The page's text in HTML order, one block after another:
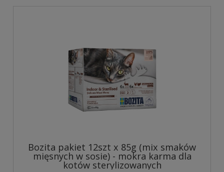
Bozita pakiet 12szt x 85g (mix smaków
mięsnych w sosie) - mokra karma dla
kotów sterylizowanych